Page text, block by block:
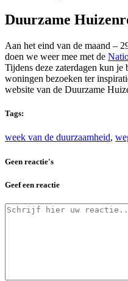
Duurzame
Aan het eind van de maand –
doen we weer mee met de
Tijdens deze zaterdagen kun
woningen bezoeken ter
website van de Duurzame
Tags:
week van de duurzaamheid,
Geen reactie's
Geef een reactie